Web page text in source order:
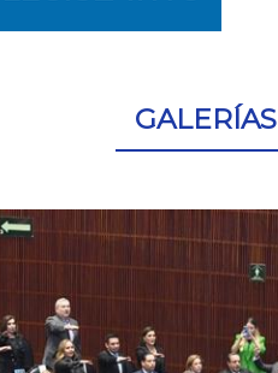
GALERÍAS